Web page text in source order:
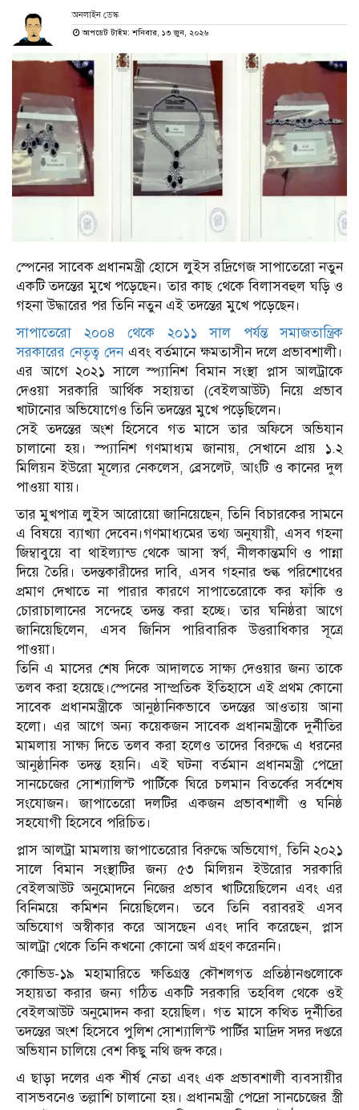
অনলাইন ডেস্ক
আপডেট টাইম: শনিবার, ১৩ জুন, ২০২৬
স্পেনের সাবেক প্রধানমন্ত্রী হোসে লুইস রদ্রিগেজ সাপাতেরো নতুন
একটি তদন্তের মুখে পড়েছেন। তার কাছ থেকে বিলাসবহুল ঘড়ি ও
গহনা উদ্ধারের পর তিনি নতুন এই তদন্তের মুখে পড়েছেন।
সাপাতেরো ২০০৪ থেকে ২০১১ সাল পর্যন্ত সমাজতান্ত্রিক
সরকারের নেতৃত্ব দেনএবং বর্তমানে ক্ষমতাসীন দলে প্রভাবশালী।
এর আগে ২০২১ সালে স্প্যানিশ বিমান সংস্থা প্লাস আলট্রাকে
দেওয়া সরকারি আর্থিক সহায়তা (বেইলআউট) নিয়ে প্রভাব
খাটানোর অভিযোগেও তিনি তদন্তের মুখে পড়েছিলেন।
সেই তদন্তের অংশ হিসেবে গত মাসে তার অফিসে অভিযান
চালানো হয়। স্প্যানিশ গণমাধ্যম জানায়, সেখানে প্রায় ১.২
মিলিয়ন ইউরো মূল্যের নেকলেস, ব্রেসলেট, আংটি ও কানের দুল
পাওয়া যায়।
তার মুখপাত্র লুইস আরোয়ো জানিয়েছেন, তিনি বিচারকের সামনে
এ বিষয়ে ব্যাখ্যা দেবেন।গণমাধ্যমের তথ্য অনুযায়ী, এসব গহনা
জিম্বাবুয়ে বা থাইল্যান্ড থেকে আসা স্বর্ণ, নীলকান্তমণি ও পান্না
দিয়ে তৈরি। তদন্তকারীদের দাবি, এসব গহনার শুল্ক পরিশোধের
প্রমাণ দেখাতে না পারার কারণে সাপাতেরোকে কর ফাঁকি ও
চোরাচালানের সন্দেহে তদন্ত করা হচ্ছে। তার ঘনিষ্ঠরা আগে
জানিয়েছিলেন, এসব জিনিস পারিবারিক উত্তরাধিকার সূত্রে
পাওয়া।
তিনি এ মাসের শেষ দিকে আদালতে সাক্ষ্য দেওয়ার জন্য তাকে
তলব করা হয়েছে।স্পেনের সাম্প্রতিক ইতিহাসে এই প্রথম কোনো
সাবেক প্রধানমন্ত্রীকে আনুষ্ঠানিকভাবে তদন্তের আওতায় আনা
হলো। এর আগে অন্য কয়েকজন সাবেক প্রধানমন্ত্রীকে দুর্নীতির
মামলায় সাক্ষ্য দিতে তলব করা হলেও তাদের বিরুদ্ধে এ ধরনের
আনুষ্ঠানিক তদন্ত হয়নি। এই ঘটনা বর্তমান প্রধানমন্ত্রী পেদ্রো
সানচেজের সোশ্যালিস্ট পার্টিকে ঘিরে চলমান বিতর্কের সর্বশেষ
সংযোজন। জাপাতেরো দলটির একজন প্রভাবশালী ও ঘনিষ্ঠ
সহযোগী হিসেবে পরিচিত।
প্লাস আলট্রা মামলায় জাপাতেরোর বিরুদ্ধে অভিযোগ, তিনি ২০২১
সালে বিমান সংস্থাটির জন্য ৫৩ মিলিয়ন ইউরোর সরকারি
বেইলআউট অনুমোদনে নিজের প্রভাব খাটিয়েছিলেন এবং এর
বিনিময়ে কমিশন নিয়েছিলেন। তবে তিনি বরাবরই এসব
অভিযোগ অস্বীকার করে আসছেন এবং দাবি করেছেন, প্লাস
আলট্রা থেকে তিনি কখনো কোনো অর্থ গ্রহণ করেননি।
কোভিড-১৯ মহামারিতে ক্ষতিগ্রস্ত কৌশলগত প্রতিষ্ঠানগুলোকে
সহায়তা করার জন্য গঠিত একটি সরকারি তহবিল থেকে ওই
বেইলআউট অনুমোদন করা হয়েছিল। গত মাসে কথিত দুর্নীতির
তদন্তের অংশ হিসেবে পুলিশ সোশ্যালিস্ট পার্টির মাদ্রিদ সদর দপ্তরে
অভিযান চালিয়ে বেশ কিছু নথি জব্দ করে।
এ ছাড়া দলের এক শীর্ষ নেতা এবং এক প্রভাবশালী ব্যবসায়ীর
বাসভবনেও তল্লাশি চালানো হয়। প্রধানমন্ত্রী পেদ্রো সানচেজের স্ত্রী